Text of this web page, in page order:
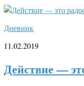
Дневник
11.02.2019
Действие —